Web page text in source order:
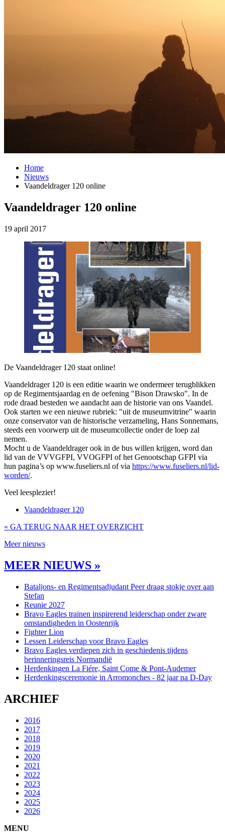
Home
Nieuws
Vaandeldrager 120 online
Vaandeldrager 120 online
19 april 2017
De Vaandeldrager 120 staat online!
Vaandeldrager 120 is een editie waarin we ondermeer terugblikken
op de Regimentsjaardag en de oefening "Bison Drawsko". In de
rode draad besteden we aandacht aan de historie van ons Vaandel.
Ook starten we een nieuwe rubriek: "uit de museumvitrine" waarin
onze conservator van de historische verzameling, Hans Sonnemans,
steeds een voorwerp uit de museumcollectie onder de loep zal
nemen.
Mocht u de Vaandeldrager ook in de bus willen krijgen, word dan
lid van de VVVGFPI, VVOGFPI of het Genootschap GFPI via
hun pagina’s op www.fuseliers.nl of via https://www.fuseliers.nl/lid-
worden/.
Veel leesplezier!
Vaandeldrager 120
« GA TERUG NAAR HET OVERZICHT
Meer nieuws
MEER NIEUWS »
Bataljons- en Regimentsadjudant Peer draag stokje over aan
Stefan
Reunie 2027
Bravo Eagles trainen inspirerend leiderschap onder zware
omstandigheden in Oostenrijk
Fighter Lion
Lessen Leiderschap voor Bravo Eagles
Bravo Eagles verdiepen zich in geschiedenis tijdens
herinneringsreis Normandië
Herdenkingen La Fiére, Saint Come & Pont-Audemer
Herdenkingsceremonie in Arromonches - 82 jaar na D-Day
ARCHIEF
2016
2017
2018
2019
2020
2021
2022
2023
2024
2025
2026
MENU